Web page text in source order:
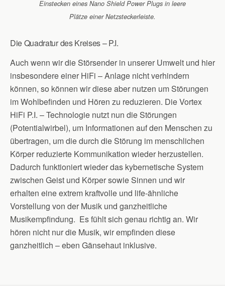
Einstecken eines Nano Shield Power Plugs in leere
Plätze einer Netzsteckerleiste.
Die Quadratur des Kreises – P.I.
Auch wenn wir die Störsender in unserer Umwelt und hier
insbesondere einer HiFi – Anlage nicht verhindern
können, so können wir diese aber nutzen um Störungen
im Wohlbefinden und Hören zu reduzieren. Die Vortex
HiFi P.I. – Technologie nutzt nun die Störungen
(Potentialwirbel), um Informationen auf den Menschen zu
übertragen, um die durch die Störung im menschlichen
Körper reduzierte Kommunikation wieder herzustellen.
Dadurch funktioniert wieder das kybernetische System
zwischen Geist und Körper sowie Sinnen und wir
erhalten eine extrem kraftvolle und life-ähnliche
Vorstellung von der Musik und ganzheitliche
Musikempfindung. Es fühlt sich genau richtig an. Wir
hören nicht nur die Musik, wir empfinden diese
ganzheitlich – eben Gänsehaut inklusive.